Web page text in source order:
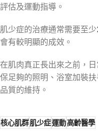
評估及運動指導。
肌少症的治療通常需要至
會有較明顯的成效。
在肌肉真正長出來之前，
保足夠的照明、浴室加裝
品質的維持。
核心肌群肌少症運動高齡醫學